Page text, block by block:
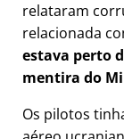
relataram
relacionada
estava perto
mentira do
Os pilotos